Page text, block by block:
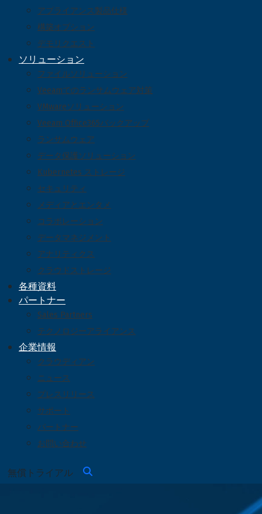
アプライアンス製品仕様
構築オプション
デモリクエスト
ソリューション
ファイルソリューション
Veeamでのランサムウェア対策
VMwareソリューション
Veeam Office365バックアップ
ランサムウェア
データ保護ソリューション
Kubernetes ストレージ
セキュリティ
メディアとエンタメ
コラボレーション
データマネジメント
アナリティクス
クラウドストレージ
各種資料
パートナー
Sales Partners
テクノロジーアライアンス
企業情報
クラウディアン
ニュース
プレスリリース
サポート
パートナー
お問い合わせ
無償トライアル